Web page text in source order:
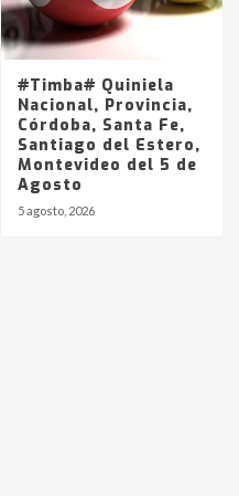
#Timba# Quiniela
Nacional, Provincia,
Córdoba, Santa Fe,
Santiago del Estero,
Montevideo del 5 de
Agosto
5 agosto, 2026